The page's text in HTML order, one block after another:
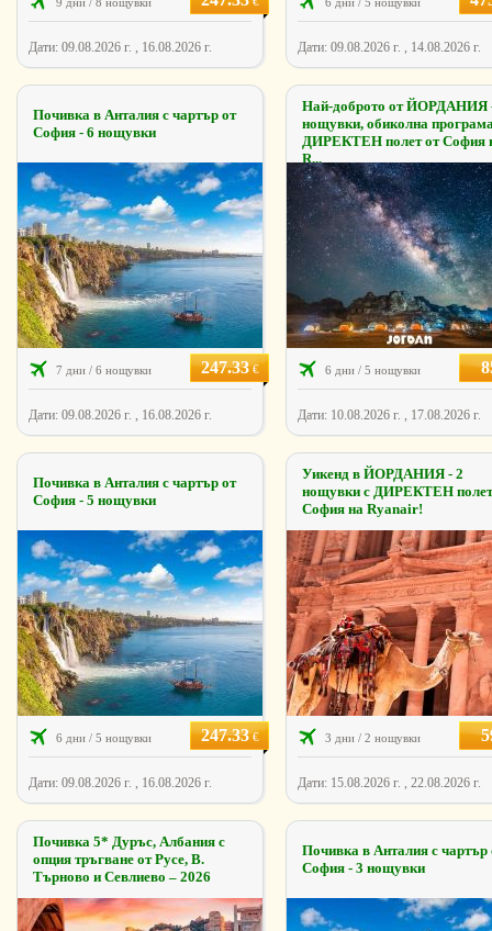
Дати: 09.08.2026 г. , 16.08.2026 г. Дати: 09.08.2026 г. , 14.08.2026 г.
Почивка в Анталия с чартър от
София - 6 нощувки
7 дни / 6 нощувки 247.33€
Дати: 09.08.2026 г. , 16.08.2026 г.
Най-доброто от ЙОРДАНИЯ
нощувки, обиколна
ДИРЕКТЕН полет от София
R...
6 дни / 5 нощувки
Дати: 10.08.2026 г. , 17.08.2026 г.
Почивка в Анталия с чартър от
София - 5 нощувки
6 дни / 5 нощувки 247.33€
Дати: 09.08.2026 г. , 16.08.2026 г.
Уикенд в ЙОРДАНИЯ - 2
нощувки с ДИРЕКТЕН
София на Ryanair!
3 дни / 2 нощувки
Дати: 15.08.2026 г. , 22.08.2026 г.
Почивка 5* Дуръс, Албания с
опция тръгване от Русе, В.
Търново и Севлиево – 2026
Почивка в Анталия с чартър
София - 3 нощувки